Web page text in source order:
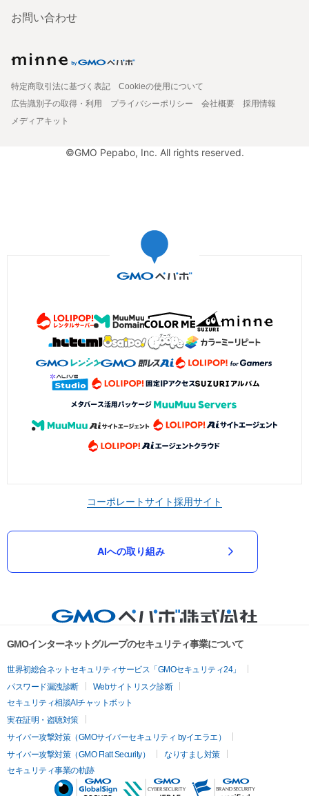
お問い合わせ
特定商取引法に基づく表記
Cookieの使用について
広告識別子の取得・利用
プライバシーポリシー 会社概要
採用情報
メディアキット
©GMO Pepabo, Inc. All rights reserved.
コーポレートサイト採用サイト
AIへの取り組み
GMOインターネットグループのセキュリティ事業について
世界初総合ネットセキュリティサービス「GMOセキュリティ24」
パスワード漏洩診断
Webサイトリスク診断
セキュリティ相談AIチャットボット
実在証明・盗聴対策
サイバー攻撃対策（GMOサイバーセキュリティ byイエラエ）
サイバー攻撃対策（GMO Flatt Security）
なりすまし対策
セキュリティ事業の軌跡